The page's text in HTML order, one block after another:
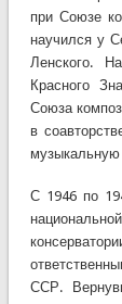
при Союзе
научился у
Ленского.
Красного
Союза
в
С 1946 по
ССР.